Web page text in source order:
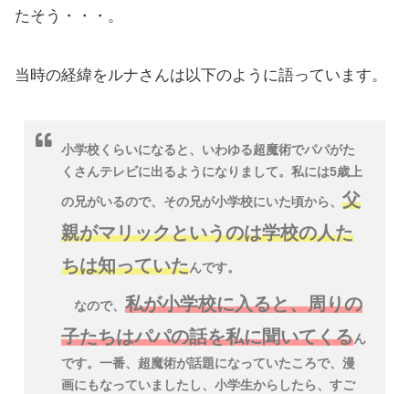
たそう・・・。
当時の経緯をルナさんは以下のように語っています。
小学校くらいになると、いわゆる超魔術でパパがた
くさんテレビに出るようになりまして。私には5歳上
の兄がいるので、その兄が小学校にいた頃から、 父
親がマリックというのは学校の人た
ちは知っていたんです。
なので、 私が小学校に入ると、周りの
子たちはパパの話を私に聞いてくるん
です。一番、超魔術が話題になっていたころで、漫
画にもなっていましたし、小学生からしたら、すご